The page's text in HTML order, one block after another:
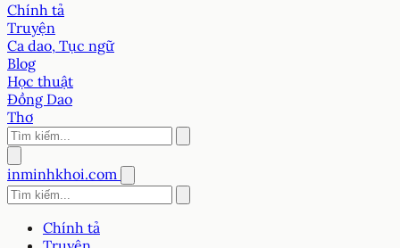
Chính tả
Truyện
Ca dao, Tục ngữ
Blog
Học thuật
Đồng Dao
Thơ
inminhkhoi.com
Chính tả